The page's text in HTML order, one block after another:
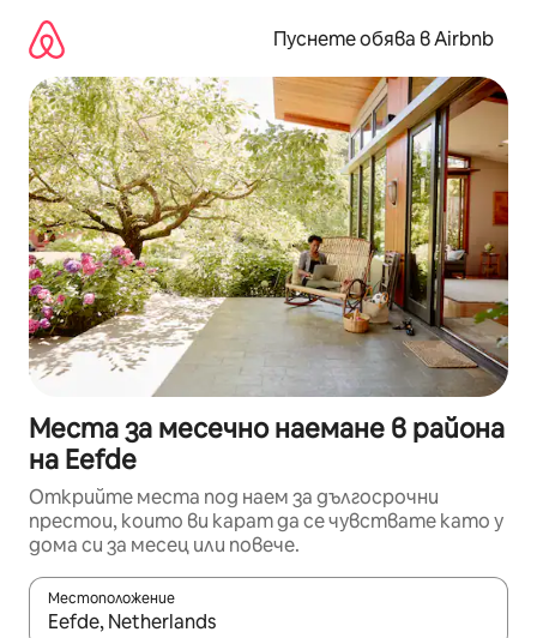
съдържанието
Пуснете обява в Airbnb
Места за месечно наемане в района
на Eefde
Открийте места под наем за дългосрочни
престои, които ви карат да се чувствате като у
дома си за месец или повече.
Местоположение
Когато резултатите се покажат, използвайте